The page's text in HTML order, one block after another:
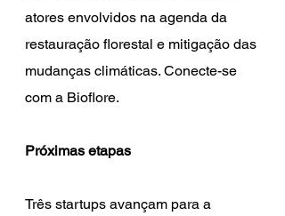
atores envolvidos na agenda da
restauração florestal e mitigação das
mudanças climáticas. Conecte-se
com a Bioflore.
Próximas etapas
Três startups avançam para a